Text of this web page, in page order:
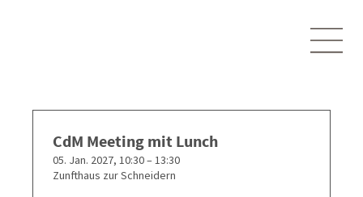
CdM Meeting mit Lunch
05. Jan. 2027, 10:30 – 13:30
Zunfthaus zur Schneidern